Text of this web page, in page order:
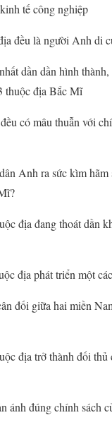
tế công nghiệp
đều là người Anh di
dần dần hình
thuộc địa Bắc Mĩ
có mâu thuẫn với
Anh ra sức kìm
địa đang thoát dần
địa phát triển một
đối giữa hai miền
địa trở thành đối thủ
ánh đúng chính sách